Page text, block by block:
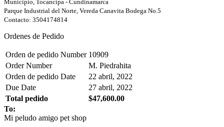
Municipio, Tocancipa - Cundinamarca
Parque Industrial del Norte, Vereda Canavita Bodega No.5
Contacto: 3504174814
Ordenes de Pedido
Orden de pedido Number 10909
Order Number
M. Piedrahita
Orden de pedido Date
22 abril, 2022
Due Date
27 abril, 2022
Total pedido
$47,600.00
To:
Mi peludo amigo pet shop